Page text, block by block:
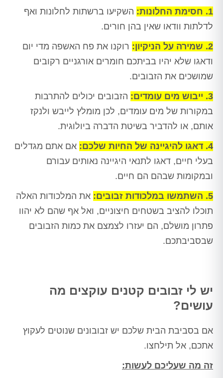
1. חסימת החלונות:
השקיעו ברשתות לחלונות ואף
לדלתות וודאו שאין בהן חורים.
2. שמירה על הניקיון:
רוקנו את פח האשפה מדי יום
ודאגו שלא יהיו בביתכם חומרים אורגניים רקובים
שמושכים את הזבובים.
3. ייבוש מים עומדים:
הזבובים יכולים להתרבות
במקורות של מים עומדים, לכן מומלץ לייבש ולנקז
אותם, או להדביר בשיטת הדברה ביולוגית.
4. דאגו להיגיינה של החיות שלכם:
אם אתם מגדלים
בעלי חיים, דאגו לתנאי היגיינה נאותים עבורם
ובמקומות שבהם הם חיים.
5. השתמשו במלכודות זבובים:
את המלכודות האלה
תוכלו להציב בשטחים חיצוניים, ואל אף שהם לא יהוו
פתרון מושלם, הם יעזרו לצמצם את כמות הזבובים
שבסביבתכם.
יש לי זבובים קטנים עוקצים מה
עושים?
אם בסביבת הבית שלכם יש זבובונים שנוטים לעקוץ
אתכם, אל תילחצו.
זה מה שעליכם לעשות: